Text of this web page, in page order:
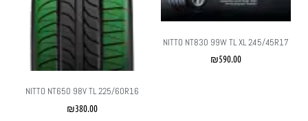
NITTO NT830 99W TL XL 245/45R17
₪590.00
NITTO NT650 98V TL 225/60R16
₪380.00